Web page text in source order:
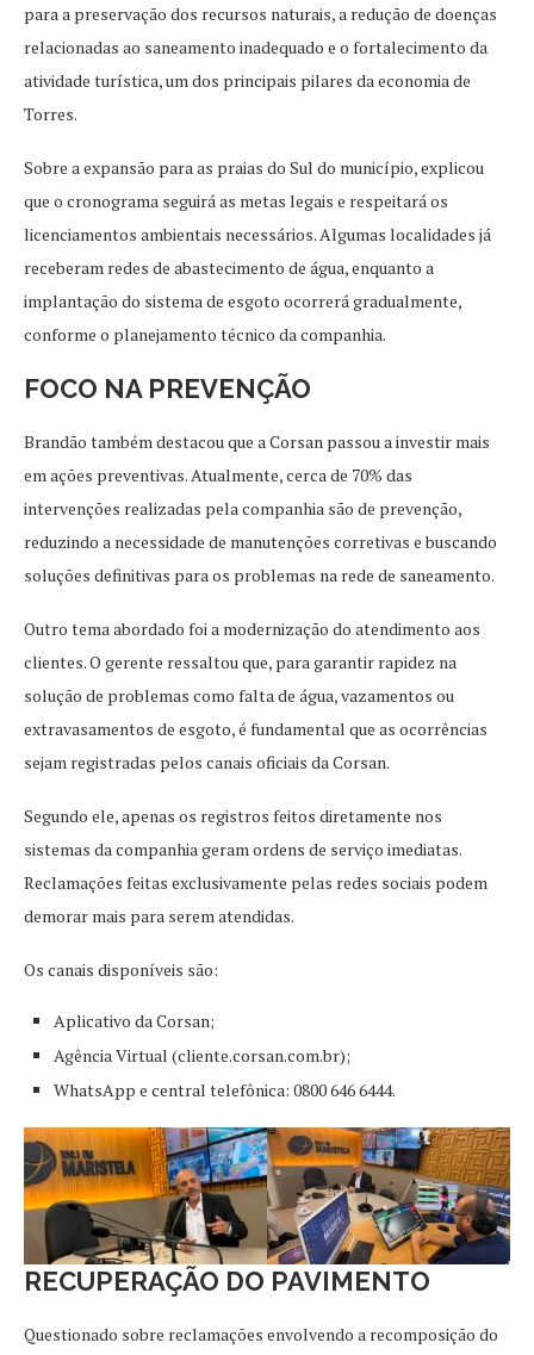
para a preservação dos recursos naturais, a redução de doenças
relacionadas ao saneamento inadequado e o fortalecimento da
atividade turística, um dos principais pilares da economia de
Torres.
Sobre a expansão para as praias do Sul do município, explicou
que o cronograma seguirá as metas legais e respeitará os
licenciamentos ambientais necessários. Algumas localidades já
receberam redes de abastecimento de água, enquanto a
implantação do sistema de esgoto ocorrerá gradualmente,
conforme o planejamento técnico da companhia.
FOCO NA PREVENÇÃO
Brandão também destacou que a Corsan passou a investir mais
em ações preventivas. Atualmente, cerca de 70% das
intervenções realizadas pela companhia são de prevenção,
reduzindo a necessidade de manutenções corretivas e buscando
soluções definitivas para os problemas na rede de saneamento.
Outro tema abordado foi a modernização do atendimento aos
clientes. O gerente ressaltou que, para garantir rapidez na
solução de problemas como falta de água, vazamentos ou
extravasamentos de esgoto, é fundamental que as ocorrências
sejam registradas pelos canais oficiais da Corsan.
Segundo ele, apenas os registros feitos diretamente nos
sistemas da companhia geram ordens de serviço imediatas.
Reclamações feitas exclusivamente pelas redes sociais podem
demorar mais para serem atendidas.
Os canais disponíveis são:
Aplicativo da Corsan;
Agência Virtual (cliente.corsan.com.br);
WhatsApp e central telefônica: 0800 646 6444.
RECUPERAÇÃO DO PAVIMENTO
Questionado sobre reclamações envolvendo a recomposição do